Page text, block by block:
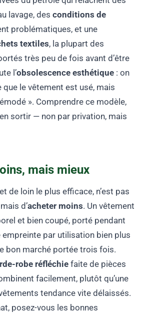
lavage, desconditions de
problématiques, et une
textiles, la plupart des
très peu de fois avant d’être
l’obsolescence esthétique : on
que le vêtement est usé, mais
». Comprendre ce modèle,
sortir — non par privation, mais
mais mieux
de loin le plus efficace, n’est pas
d’acheter moins. Un vêtement
et bien coupé, porté pendant
empreinte par utilisation bien plus
bon marché portée trois fois.
robe réfléchiefaite de pièces
facilement, plutôt qu’une
tendance vite délaissés.
posez-vous les bonnes